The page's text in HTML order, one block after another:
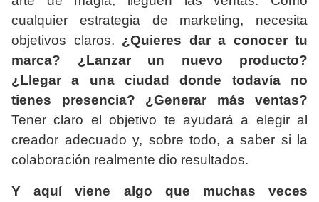
cualquier estrategia de marketing, necesita
objetivos claros. ¿Quieres dar a conocer tu
marca? ¿Lanzar un nuevo producto?
¿Llegar a una ciudad donde todavía no
tienes presencia? ¿Generar más ventas?
Tener claro el objetivo te ayudará a elegir al
creador adecuado y, sobre todo, a saber si la
colaboración realmente dio resultados.
Y aquí viene algo que muchas veces